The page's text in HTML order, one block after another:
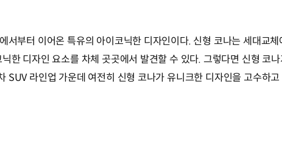
서부터 이어온 특유의 아이코닉한 디자인이다. 신형 코나는 세대교
한 디자인 요소를 차체 곳곳에서 발견할 수 있다. 그렇다면 신형 코
SUV 라인업 가운데 여전히 신형 코나가 유니크한 디자인을 고수하